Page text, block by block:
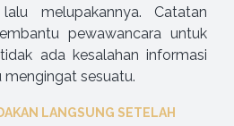
melupakannya. Catatan
pewawancara untuk
ada kesalahan informasi
sesuatu.
LANGSUNG SETELAH